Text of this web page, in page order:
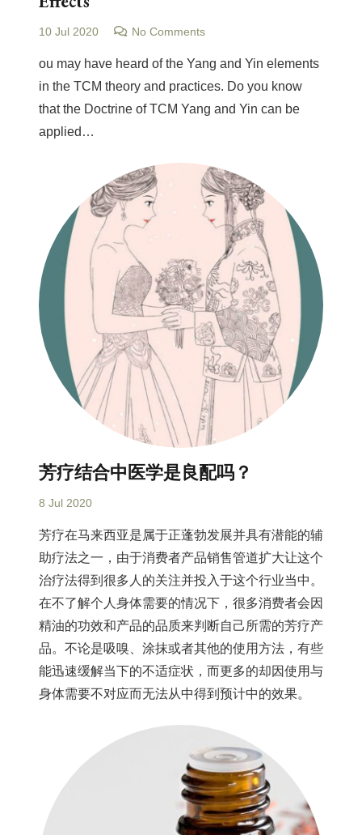
10 Jul 2020 No Comments
ou may have heard of the Yang and Yin elements
in the TCM theory and practices. Do you know
that the Doctrine of TCM Yang and Yin can be
applied…
芳疗结合中医学是良配吗？
8 Jul 2020
芳疗在马来西亚是属于正蓬勃发展并具有潜能的辅
助疗法之一，由于消费者产品销售管道扩大让这个
治疗法得到很多人的关注并投入于这个行业当中。
在不了解个人身体需要的情况下，很多消费者会因
精油的功效和产品的品质来判断自己所需的芳疗产
品。不论是吸嗅、涂抹或者其他的使用方法，有些
能迅速缓解当下的不适症状，而更多的却因使用与
身体需要不对应而无法从中得到预计中的效果。